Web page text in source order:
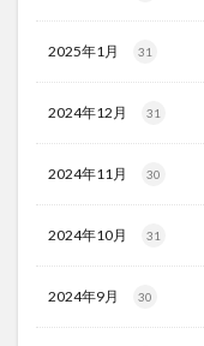
2025年1月 31
2024年12月 31
2024年11月 30
2024年10月 31
2024年9月 30